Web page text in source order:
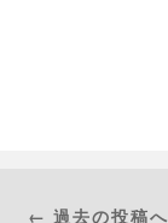
← 過去の投稿へ